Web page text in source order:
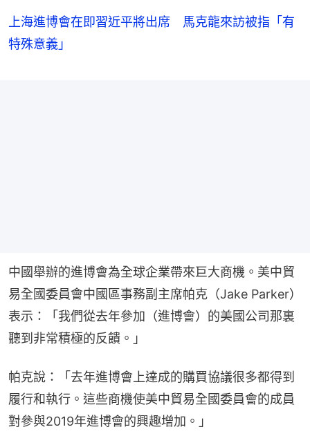
上海進博會在即習近平將出席 馬克龍來訪被指「有
特殊意義」
中國舉辦的進博會為全球企業帶來巨大商機。美中貿
易全國委員會中國區事務副主席帕克（Jake Parker）
表示：「我們從去年參加（進博會）的美國公司那裏
聽到非常積極的反饋。」
帕克說：「去年進博會上達成的購買協議很多都得到
履行和執行。這些商機使美中貿易全國委員會的成員
對參與2019年進博會的興趣增加。」